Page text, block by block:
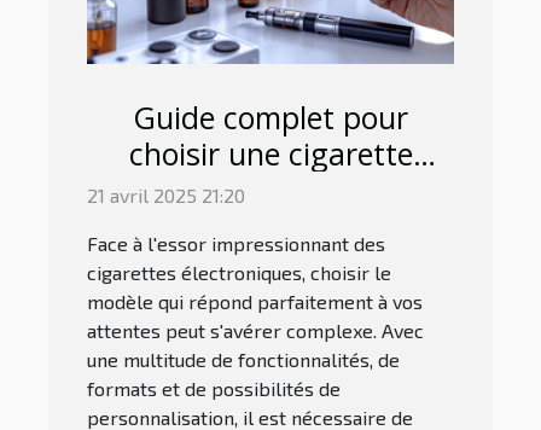
Guide complet pour
choisir une cigarette
électronique adaptée à
21 avril 2025 21:20
Face à l'essor impressionnant des
cigarettes électroniques, choisir le
modèle qui répond parfaitement à vos
attentes peut s'avérer complexe. Avec
une multitude de fonctionnalités, de
formats et de possibilités de
personnalisation, il est nécessaire de